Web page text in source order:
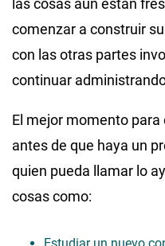
las cosas aún están
comenzar a construir
con las otras partes
continuar
El mejor momento
antes de que haya un
quien pueda llamar lo
cosas como: